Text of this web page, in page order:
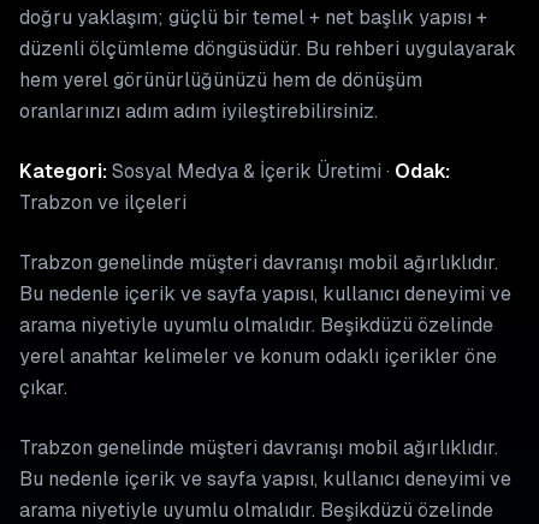
doğru yaklaşım; güçlü bir temel + net başlık yapısı +
düzenli ölçümleme döngüsüdür. Bu rehberi uygulayarak
hem yerel görünürlüğünüzü hem de dönüşüm
oranlarınızı adım adım iyileştirebilirsiniz.
Kategori:Sosyal Medya & İçerik Üretimi · Odak:
Trabzon ve ilçeleri
Trabzon genelinde müşteri davranışı mobil ağırlıklıdır.
Bu nedenle içerik ve sayfa yapısı, kullanıcı deneyimi ve
arama niyetiyle uyumlu olmalıdır. Beşikdüzü özelinde
yerel anahtar kelimeler ve konum odaklı içerikler öne
çıkar.
Trabzon genelinde müşteri davranışı mobil ağırlıklıdır.
Bu nedenle içerik ve sayfa yapısı, kullanıcı deneyimi ve
arama niyetiyle uyumlu olmalıdır. Beşikdüzü özelinde